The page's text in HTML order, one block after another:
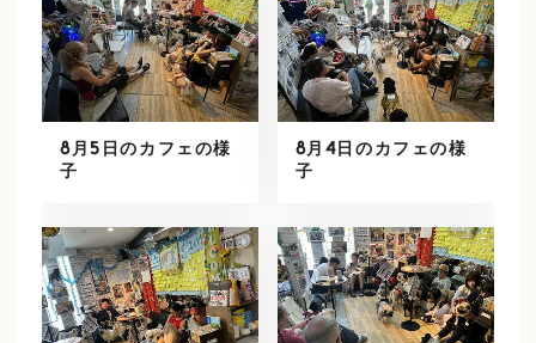
8月5日のカフェの様
子
8月4日のカフェの様
子